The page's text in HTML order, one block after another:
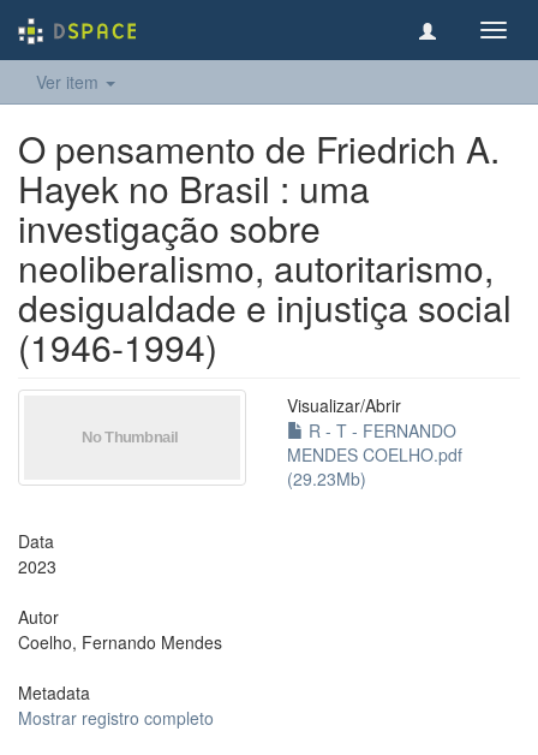
Ver item
O pensamento de Friedrich A.
Hayek no Brasil : uma
investigação sobre
neoliberalismo, autoritarismo,
desigualdade e injustiça social
(1946-1994)
Visualizar/Abrir
R - T - FERNANDO
MENDES COELHO.pdf
(29.23Mb)
Data
2023
Autor
Coelho, Fernando Mendes
Metadata
Mostrar registro completo